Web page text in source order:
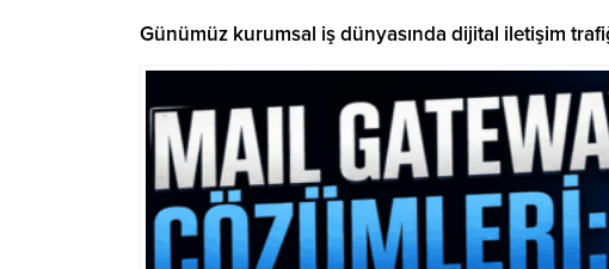
Günümüz kurumsal iş dünyasında dijital iletişim